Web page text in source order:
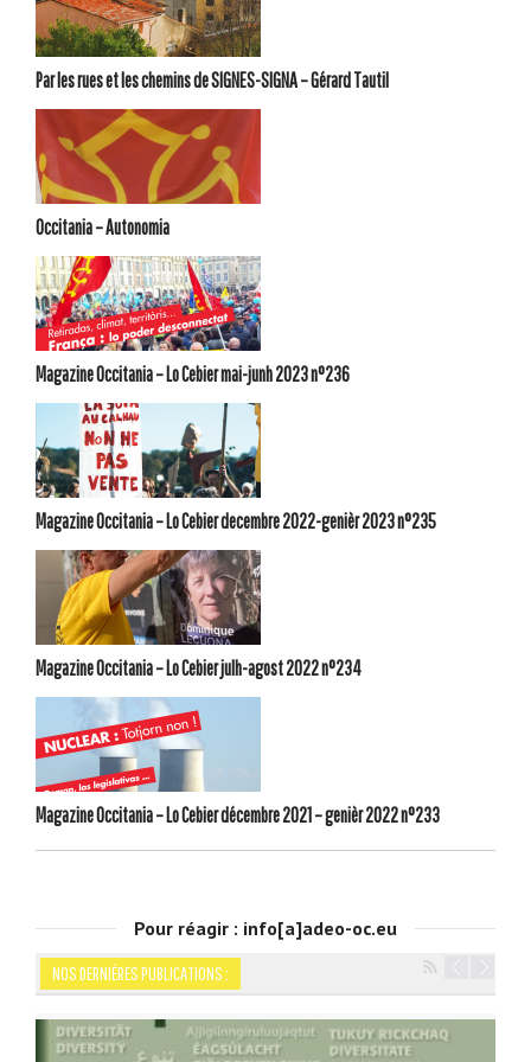
Par les rues et les chemins de SIGNES-SIGNA – Gérard Tautil
Occitania – Autonomia
Magazine Occitania – Lo Cebier mai-junh 2023 n°236
Magazine Occitania – Lo Cebier decembre 2022-genièr 2023 n°235
Magazine Occitania – Lo Cebier julh-agost 2022 n°234
Magazine Occitania – Lo Cebier décembre 2021 – genièr 2022 n°233
Pour réagir : info[a]adeo-oc.eu
NOS DERNIÈRES PUBLICATIONS :
Navigation